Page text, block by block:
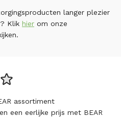
langer plezier
Klik hier om onze
assortiment
een eerlijke prijs met BEAR